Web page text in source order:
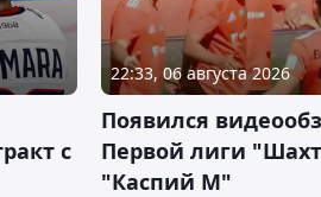
с
22:33, 06 августа 2026
Появился
Первой лиги
"Каспий М"